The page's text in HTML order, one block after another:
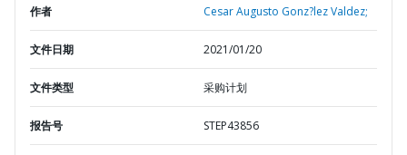
作者 Cesar Augusto Gonz?lez Valdez;
文件日期 2021/01/20
文件类型 采购计划
报告号 STEP43856